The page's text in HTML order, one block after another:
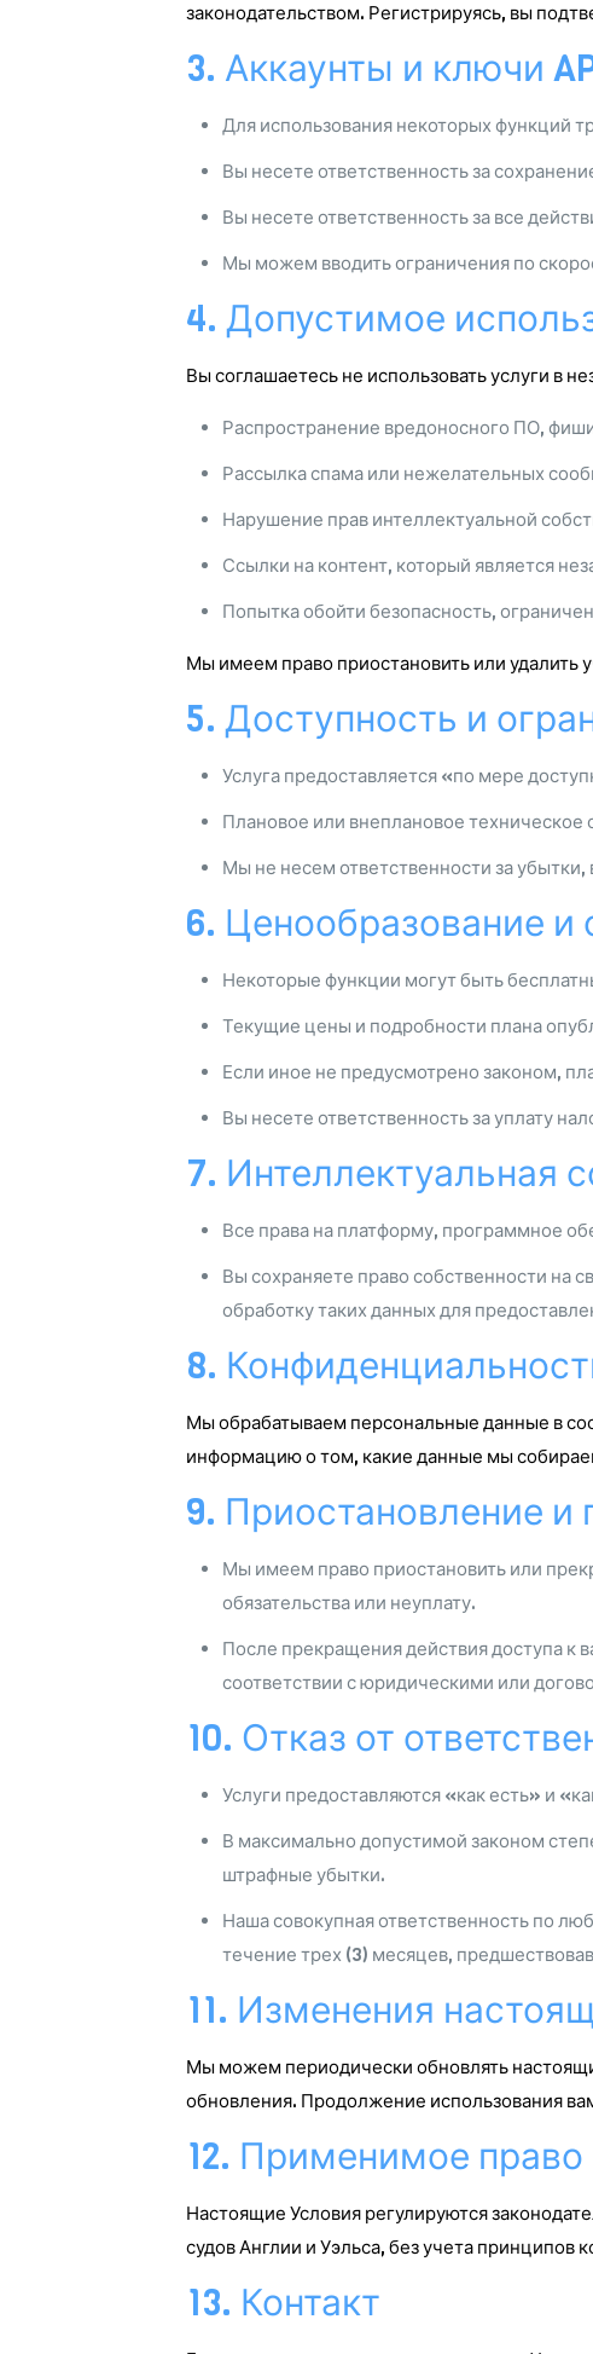
законодательством. Регистрируясь, вы
3. Аккаунты и ключи
Для использования некоторых функций
Вы несете ответственность за
Вы несете ответственность за все
Мы можем вводить ограничения по
4. Допустимое
Вы соглашаетесь не использовать услуги в
Распространение вредоносного ПО,
Рассылка спама или нежелательных
Нарушение прав интеллектуальной
Ссылки на контент, который является
Попытка обойти безопасность,
Мы имеем право приостановить или удалить
5. Доступность и
Услуга предоставляется «по мере
Плановое или внеплановое техническое
Мы не несем ответственности за
6. Ценообразование и
Некоторые функции могут быть
Текущие цены и подробности плана
Если иное не предусмотрено законом,
Вы несете ответственность за уплату
7. Интеллектуальная
Все права на платформу, программное
Вы сохраняете право собственности на
обработку таких данных для
8.
Мы обрабатываем персональные данные в
информацию о том, какие данные мы
9. Приостановление
Мы имеем право приостановить или
обязательства или неуплату.
После прекращения действия доступа к
соответствии с юридическими или
10. Отказ от
Услуги предоставляются «как есть» и
В максимально допустимой законом
штрафные убытки.
Наша совокупная ответственность по
течение трех (3) месяцев,
11. Изменения
Мы можем периодически обновлять
обновления. Продолжение использования
12. Применимое
Настоящие Условия регулируются
судов Англии и Уэльса, без учета принципов
13. Контакт